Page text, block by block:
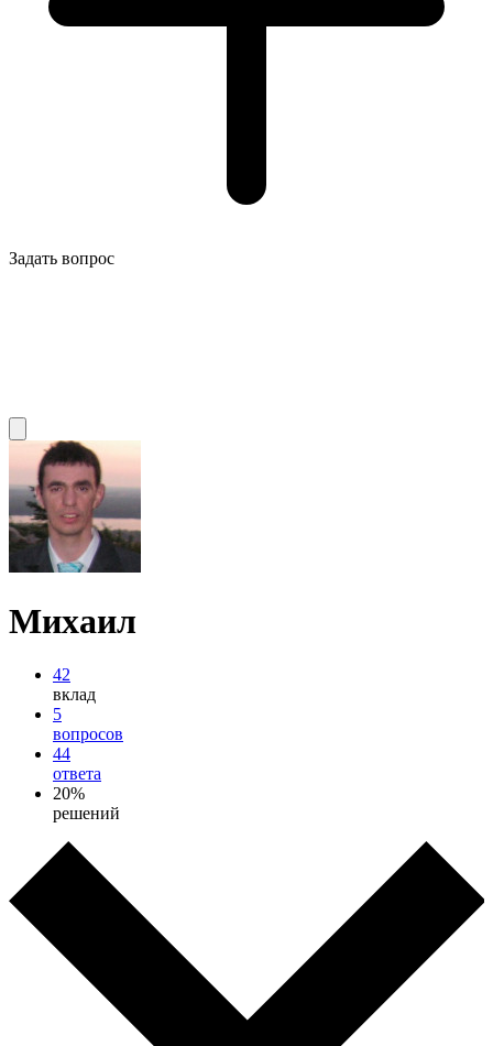
Задать вопрос
Михаил
42
вклад
5
вопросов
44
ответа
20%
решений